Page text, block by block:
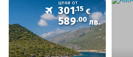
цени от
301.15 €
589.00 лв.